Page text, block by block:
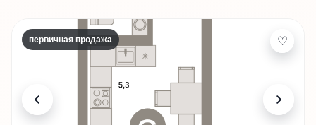
первичная продажа ♡